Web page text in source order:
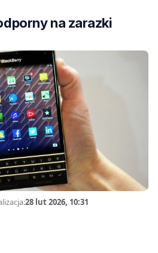
na zarazki
28 lut 2026, 10:31